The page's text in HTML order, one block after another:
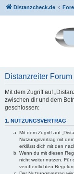
Distanzcheck.de
Distanzreiter
Mit dem Zugriff auf
zwischen dir und dem
geschlossen:
1. NUTZUNGSVERTRAG
Mit dem Zugriff auf
Nutzungsvertrag mit
erklärst dich mit den
Wenn du mit diesen
nicht weiter nutzen. Für
veröffentlichten